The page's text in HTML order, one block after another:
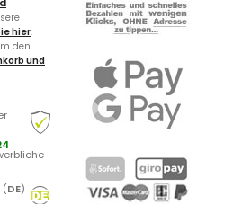
hier.
den
und
(DE)